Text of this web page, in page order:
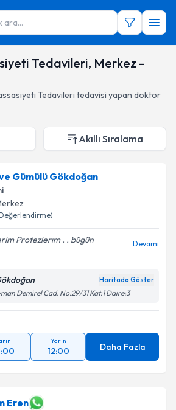
ara...
Tedavileri, Merkez -
Tedavileri tedavisi yapan doktor
Akıllı Sıralama
Gümülü Gökdoğan
Protezlerım . . bügün
Devamı
Haritada Göster
Demirel Cad. No:29/31 Kat:1 Daire:3
Yarın
12:00 Daha Fazla
Eren